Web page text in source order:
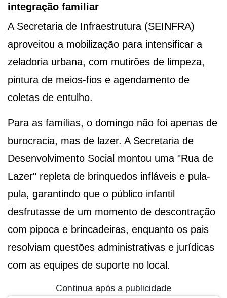
integração familiar
A Secretaria de Infraestrutura (SEINFRA)
aproveitou a mobilização para intensificar a
zeladoria urbana, com mutirões de limpeza,
pintura de meios-fios e agendamento de
coletas de entulho.
Para as famílias, o domingo não foi apenas de
burocracia, mas de lazer. A Secretaria de
Desenvolvimento Social montou uma "Rua de
Lazer" repleta de brinquedos infláveis e pula-
pula, garantindo que o público infantil
desfrutasse de um momento de descontração
com pipoca e brincadeiras, enquanto os pais
resolviam questões administrativas e jurídicas
com as equipes de suporte no local.
Continua após a publicidade